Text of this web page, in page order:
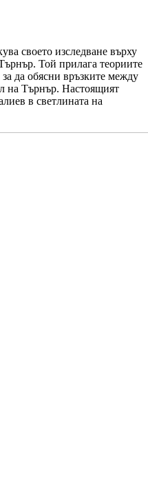
своето изследване върху
Той прилага теориите
да обясни връзките между
на Търнър. Настоящият
в светлината на